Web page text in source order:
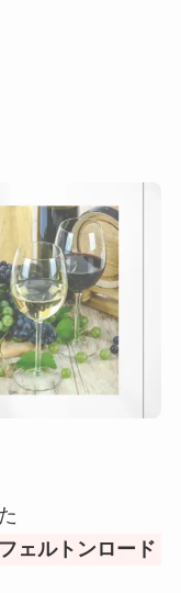
ェルトンロード